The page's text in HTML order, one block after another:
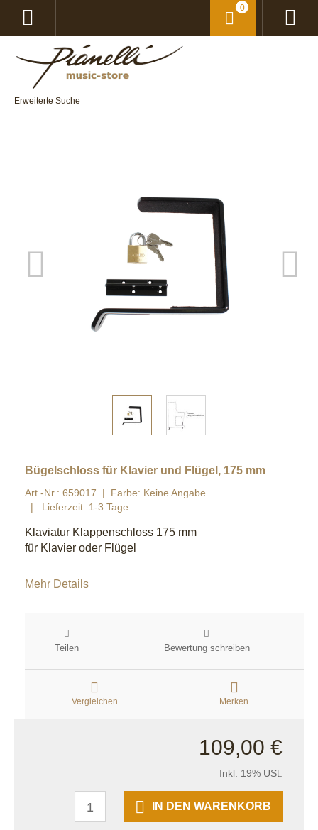
Erweiterte Suche
0
Bügelschloss für Klavier und Flügel, 175 mm
Art.-Nr.: 659017
Farbe: Keine Angabe
Lieferzeit: 1-3 Tage
Klaviatur Klappenschloss 175 mm
für Klavier oder Flügel
Mehr Details
Teilen Bewertung schreiben
Vergleichen Merken
109,00 €
Inkl. 19% USt.
IN DEN WARENKORB